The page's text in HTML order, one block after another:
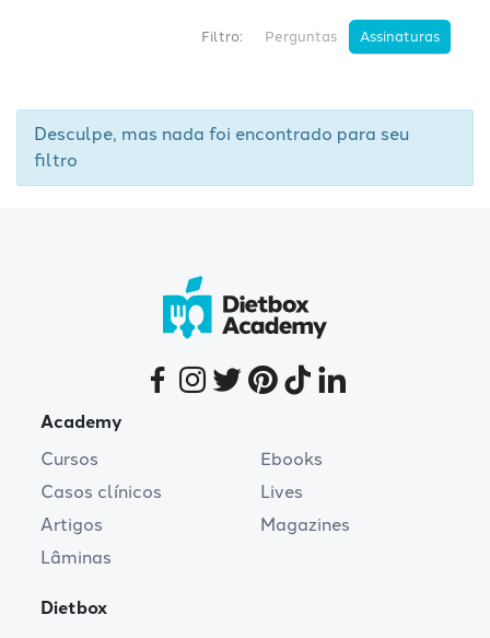
Filtro: Perguntas Assinaturas
Desculpe, mas nada foi encontrado para seu
filtro
Academy
Cursos
Casos clínicos
Artigos
Lâminas
Ebooks
Lives
Magazines
Dietbox